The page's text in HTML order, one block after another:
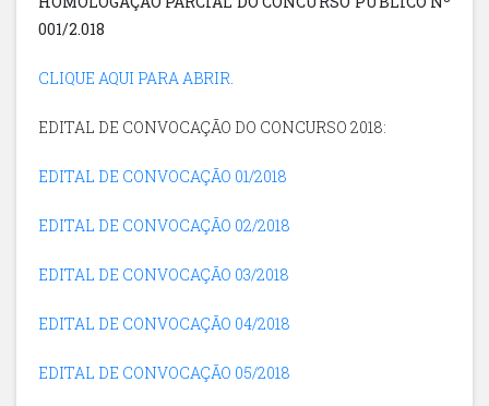
001/2.018
CLIQUE AQUI PARA ABRIR.
EDITAL DE CONVOCAÇÃO DO CONCURSO 2018:
EDITAL DE CONVOCAÇÃO 01/2018
EDITAL DE CONVOCAÇÃO 02/2018
EDITAL DE CONVOCAÇÃO 03/2018
EDITAL DE CONVOCAÇÃO 04/2018
EDITAL DE CONVOCAÇÃO 05/2018